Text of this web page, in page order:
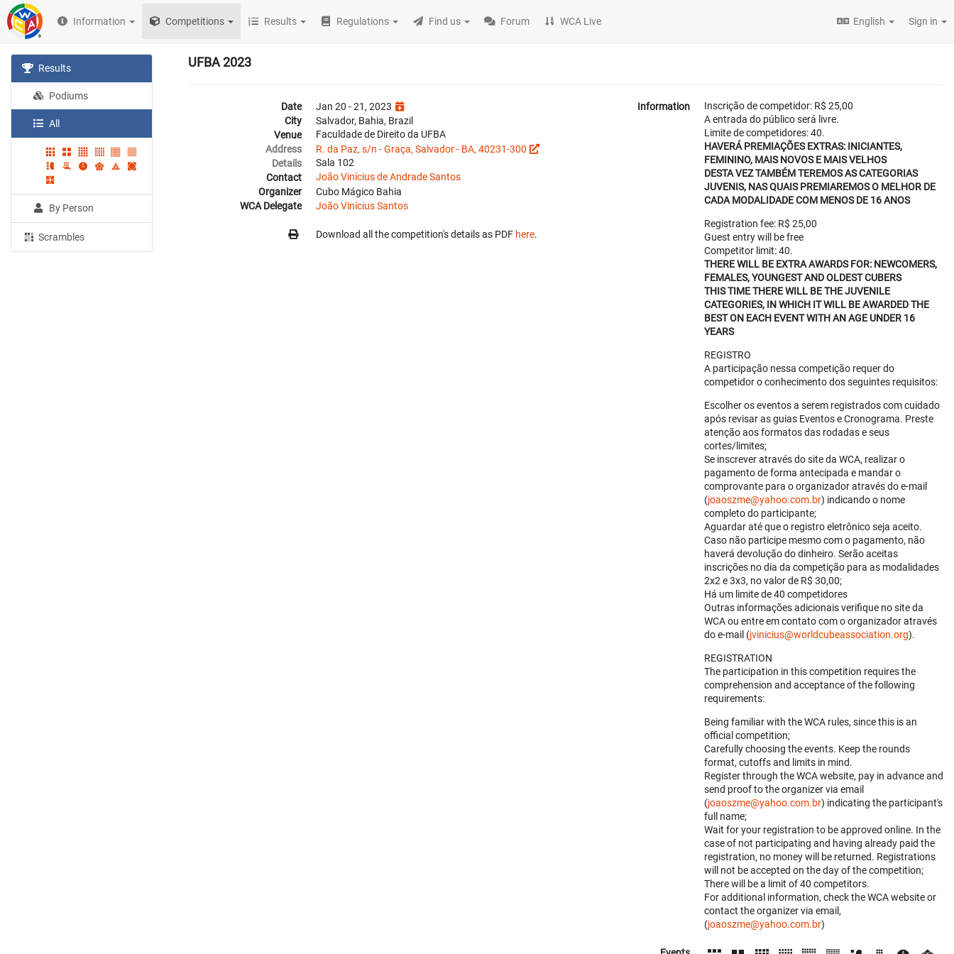
Information Competitions Results Regulations Find us Forum WCA Live English Sign in
Results
Podiums
All
By Person
Scrambles
UFBA 2023
Date
Jan 20 - 21, 2023
City
Salvador, Bahia, Brazil
Venue
Faculdade de Direito da UFBA
Address
R. da Paz, s/n - Graça, Salvador - BA, 40231-300
Details
Sala 102
Contact
João Vinícius de Andrade Santos
Organizer
Cubo Mágico Bahia
WCA Delegate
João Vinícius Santos
Download all the competition's details as PDF here.
Information
Inscrição de competidor: R$ 25,00
A entrada do público será livre.
Limite de competidores: 40.
HAVERÁ PREMIAÇÕES EXTRAS: INICIANTES,
FEMININO, MAIS NOVOS E MAIS VELHOS
DESTA VEZ TAMBÉM TEREMOS AS CATEGORIAS
JUVENIS, NAS QUAIS PREMIAREMOS O MELHOR DE
CADA MODALIDADE COM MENOS DE 16 ANOS
Registration fee: R$ 25,00
Guest entry will be free
Competitor limit: 40.
THERE WILL BE EXTRA AWARDS FOR: NEWCOMERS,
FEMALES, YOUNGEST AND OLDEST CUBERS
THIS TIME THERE WILL BE THE JUVENILE
CATEGORIES, IN WHICH IT WILL BE AWARDED THE
BEST ON EACH EVENT WITH AN AGE UNDER 16
YEARS
REGISTRO
A participação nessa competição requer do
competidor o conhecimento dos seguintes requisitos:
Escolher os eventos a serem registrados com cuidado
após revisar as guias Eventos e Cronograma. Preste
atenção aos formatos das rodadas e seus
cortes/limites;
Se inscrever através do site da WCA, realizar o
pagamento de forma antecipada e mandar o
comprovante para o organizador através do e-mail
(joaoszme@yahoo.com.br) indicando o nome
completo do participante;
Aguardar até que o registro eletrônico seja aceito.
Caso não participe mesmo com o pagamento, não
haverá devolução do dinheiro. Serão aceitas
inscrições no dia da competição para as modalidades
2x2 e 3x3, no valor de R$ 30,00;
Há um limite de 40 competidores
Outras informações adicionais verifique no site da
WCA ou entre em contato com o organizador através
do e-mail (jvinicius@worldcubeassociation.org).
REGISTRATION
The participation in this competition requires the
comprehension and acceptance of the following
requirements:
Being familiar with the WCA rules, since this is an
official competition;
Carefully choosing the events. Keep the rounds
format, cutoffs and limits in mind.
Register through the WCA website, pay in advance and
send proof to the organizer via email
(joaoszme@yahoo.com.br) indicating the participant's
full name;
Wait for your registration to be approved online. In the
case of not participating and having already paid the
registration, no money will be returned. Registrations
will not be accepted on the day of the competition;
There will be a limit of 40 competitors.
For additional information, check the WCA website or
contact the organizer via email,
(joaoszme@yahoo.com.br)